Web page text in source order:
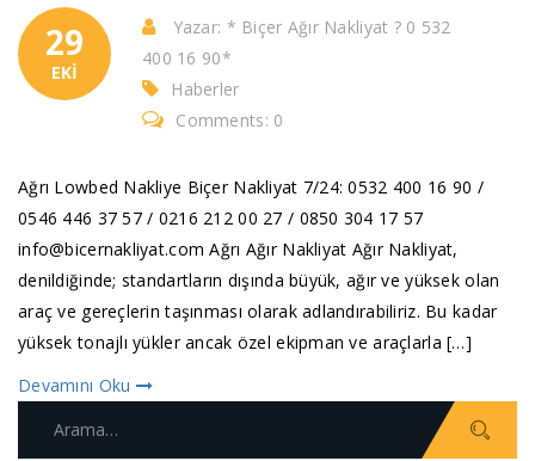
29
EKI
Yazar: * Biçer Ağır Nakliyat ? 0 532
400 16 90*
Haberler
Comments: 0
Ağrı Lowbed Nakliye Biçer Nakliyat 7/24: 0532 400 16 90 /
0546 446 37 57 / 0216 212 00 27 / 0850 304 17 57
info@bicernakliyat.com Ağrı Ağır Nakliyat Ağır Nakliyat,
denildiğinde; standartların dışında büyük, ağır ve yüksek olan
araç ve gereçlerin taşınması olarak adlandırabiliriz. Bu kadar
yüksek tonajlı yükler ancak özel ekipman ve araçlarla […]
Devamını Oku